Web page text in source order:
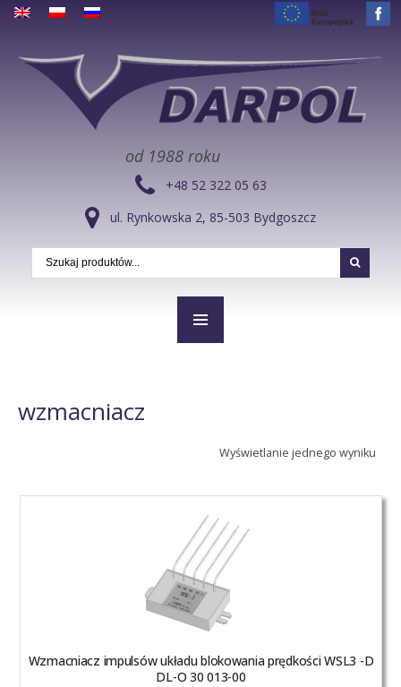
od 1988 roku
+48 52 322 05 63
ul. Rynkowska 2, 85-503 Bydgoszcz
wzmacniacz
Wyświetlanie jednego wyniku
Wzmacniacz impulsów układu blokowania prędkości WSL3 -D
DL-O 30 013-00